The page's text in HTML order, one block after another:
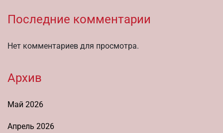
Последние комментарии
Нет комментариев для просмотра.
Архив
Май 2026
Апрель 2026